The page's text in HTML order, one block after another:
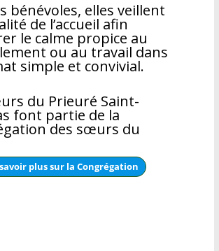
bénévoles, elles veillent
de l’accueil afin
le calme propice au
ou au travail dans
simple et convivial.
du Prieuré Saint-
font partie de la
des sœurs du
plus sur la Congrégation